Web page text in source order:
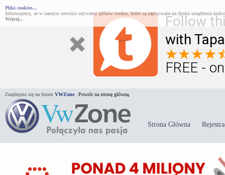
Follow
with
FREE -
Pliki cookies...
Informujemy, że w naszym serwisie używamy plików cookie, które są zapisywane na dysku urządzenia
Więcej...
Znajdujesz się na forum VWZone Powrót na stronę główną.
Strona Główna